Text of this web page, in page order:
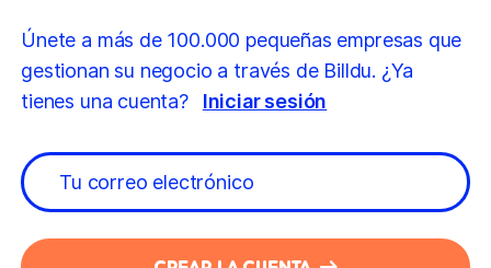
Únete a más de 100.000 pequeñas empresas que
gestionan su negocio a través de Billdu. ¿Ya
tienes una cuenta?
Iniciar sesión